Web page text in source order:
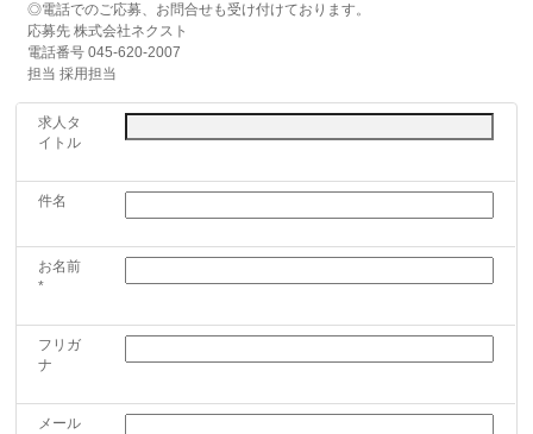
◎電話でのご応募、お問合せも受け付けております。
応募先 株式会社ネクスト
電話番号 045-620-2007
担当 採用担当
求人タ
イトル
件名
お名前
*
フリガ
ナ
メール